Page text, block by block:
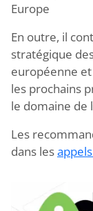
Europe
En outre, il
stratégique
européenne
les prochains
le domaine de
Les
dans les